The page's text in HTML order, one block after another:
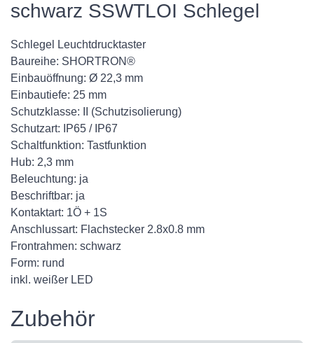
schwarz SSWTLOI Schlegel
Schlegel Leuchtdrucktaster
Baureihe: SHORTRON®
Einbauöffnung: Ø 22,3 mm
Einbautiefe: 25 mm
Schutzklasse: II (Schutzisolierung)
Schutzart: IP65 / IP67
Schaltfunktion: Tastfunktion
Hub: 2,3 mm
Beleuchtung: ja
Beschriftbar: ja
Kontaktart: 1Ö + 1S
Anschlussart: Flachstecker 2.8x0.8 mm
Frontrahmen: schwarz
Form: rund
inkl. weißer LED
Zubehör